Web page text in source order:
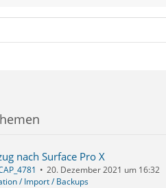
nach Surface Pro X
20. Dezember 2021 um 16:32
/ Import / Backups